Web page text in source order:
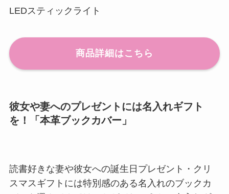
LEDスティックライト
商品詳細はこちら
彼女や妻へのプレゼントには名入れギフト
を！「本革ブックカバー」
読書好きな妻や彼女への誕生日プレゼント・クリ
スマスギフトには特別感のある名入れのブックカ